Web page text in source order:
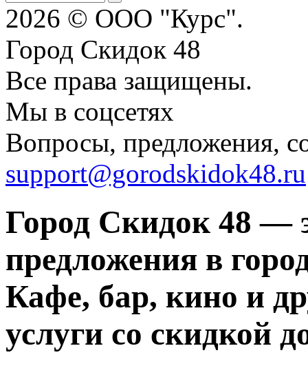
2026 © ООО "Курс".
Город Скидок 48
Все права защищены.
Мы в соцсетях
Вопросы, предложения,
support@gorodskidok48.ru
Город Скидок 48 —
предложения в
Кафе, бар, кино и
услуги со скидкой